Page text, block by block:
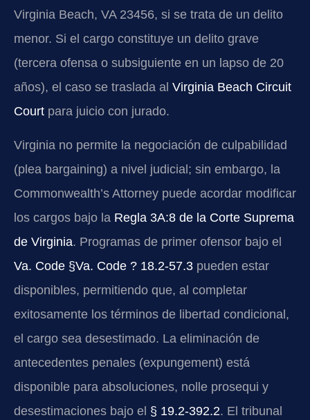
Virginia Beach, VA 23456, si se trata de un delito
menor. Si el cargo constituye un delito grave
(tercera ofensa o subsiguiente en un lapso de 20
años), el caso se traslada al Virginia Beach Circuit
Court para juicio con jurado.
Virginia no permite la negociación de culpabilidad
(plea bargaining) a nivel judicial; sin embargo, la
Commonwealth’s Attorney puede acordar modificar
los cargos bajo la Regla 3A:8 de la Corte Suprema
de Virginia. Programas de primer ofensor bajo el
Va. Code §Va. Code ? 18.2-57.3 pueden estar
disponibles, permitiendo que, al completar
exitosamente los términos de libertad condicional,
el cargo sea desestimado. La eliminación de
antecedentes penales (expungement) está
disponible para absoluciones, nolle prosequi y
desestimaciones bajo el § 19.2-392.2. El tribunal